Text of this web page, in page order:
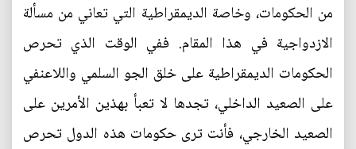
من الحكومات، وخاصة الديمقراطية التي تعاني من مسألة
الازدواجية في هذا المقام. ففي الوقت الذي تحرص
الحكومات الديمقراطية على خلق الجو السلمي واللاعنفي
على الصعيد الداخلي، تجدها لا تعبأ بهذين الأمرين على
الصعيد الخارجي، فأنت ترى حكومات هذه الدول تحرص